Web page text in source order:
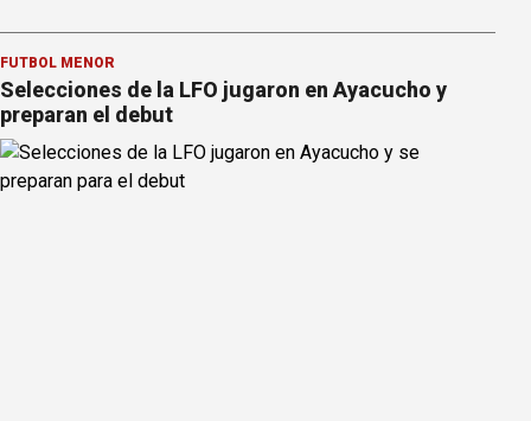
FÚTBOL MENOR
Selecciones de la LFO jugaron en Ayacucho y
preparan el debut